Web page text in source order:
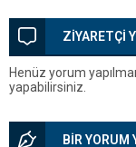
ZİYARETÇİ
Henüz yorum
yapabilirsiniz.
BİR YORUM